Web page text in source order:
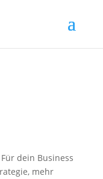
dein Business
mehr